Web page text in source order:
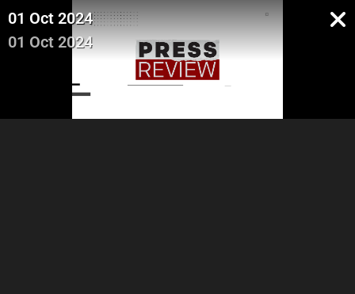
01 Oct 2024
01 Oct 2024